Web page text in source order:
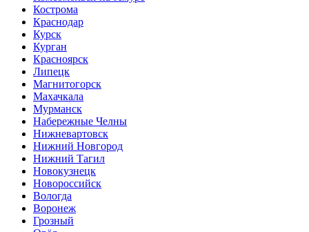
Кострома
Краснодар
Курск
Курган
Красноярск
Липецк
Магнитогорск
Махачкала
Мурманск
Набережные Челны
Нижневартовск
Нижний Новгород
Нижний Тагил
Новокузнецк
Новороссийск
Вологда
Воронеж
Грозный